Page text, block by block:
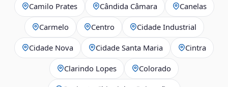
Camilo Prates Cândida Câmara Canelas
Carmelo Centro Cidade Industrial
Cidade Nova Cidade Santa Maria Cintra
Clarindo Lopes Colorado